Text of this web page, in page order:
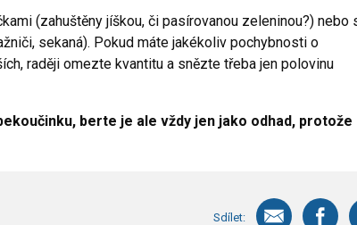
(zahuštěny jíškou, či pasírovanou zeleninou?) nebo
sekaná). Pokud máte jakékoliv pochybnosti o
raději omezte kvantitu a snězte třeba jen polovinu
berte je ale vždy jen jako odhad, protože
Sdílet: